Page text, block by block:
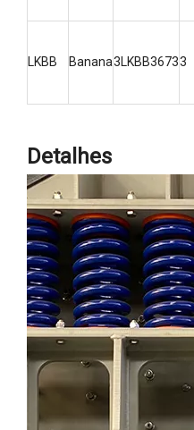
LKBB Banana3LKBB36733
Detalhes